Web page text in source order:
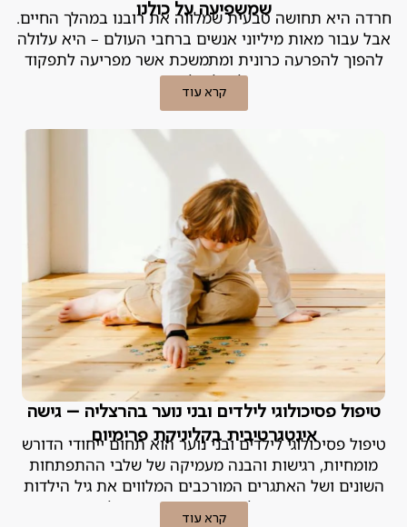
שמשפיעה על כולנו
חרדה היא תחושה טבעית שמלווה את רובנו במהלך החיים.
אבל עבור מאות מיליוני אנשים ברחבי העולם – היא עלולה
להפוך להפרעה כרונית ומתמשכת אשר מפריעה לתפקוד
היומיומי וליכולת ליהנות מהחיים
קרא עוד
טיפול פסיכולוגי לילדים ובני נוער בהרצליה – גישה
אינטגרטיבית בקליניקת פרימיום
טיפול פסיכולוגי לילדים ובני נוער הוא תחום ייחודי הדורש
מומחיות, רגישות והבנה מעמיקה של שלבי ההתפתחות
השונים ושל האתגרים המורכבים המלווים את גיל הילדות
וההתבגרות. הפסיכולוגית האחראית במנטליקס מסבירה.
קרא עוד